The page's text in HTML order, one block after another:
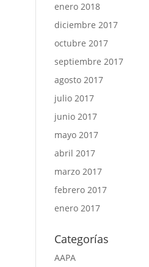
enero 2018
diciembre 2017
octubre 2017
septiembre 2017
agosto 2017
julio 2017
junio 2017
mayo 2017
abril 2017
marzo 2017
febrero 2017
enero 2017
Categorías
AAPA